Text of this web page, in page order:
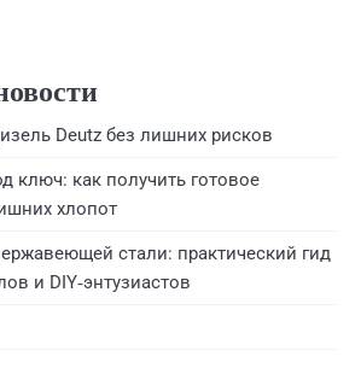
Deutz без лишних рисков
ключ: как получить готовое
хлопот
стали: практический гид
и DIY‑энтузиастов